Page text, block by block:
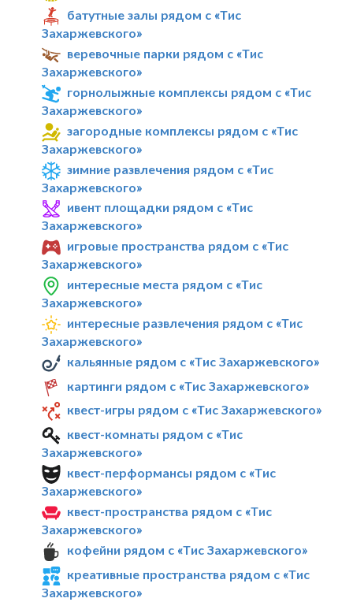
батутные залы рядом с «Тис
Захаржевского»
веревочные парки рядом с «Тис
Захаржевского»
горнолыжные комплексы рядом с «Тис
Захаржевского»
загородные комплексы рядом с «Тис
Захаржевского»
зимние развлечения рядом с «Тис
Захаржевского»
ивент площадки рядом с «Тис
Захаржевского»
игровые пространства рядом с «Тис
Захаржевского»
интересные места рядом с «Тис
Захаржевского»
интересные развлечения рядом с «Тис
Захаржевского»
кальянные рядом с «Тис Захаржевского»
картинги рядом с «Тис Захаржевского»
квест-игры рядом с «Тис Захаржевского»
квест-комнаты рядом с «Тис
Захаржевского»
квест-перформансы рядом с «Тис
Захаржевского»
квест-пространства рядом с «Тис
Захаржевского»
кофейни рядом с «Тис Захаржевского»
креативные пространства рядом с «Тис
Захаржевского»